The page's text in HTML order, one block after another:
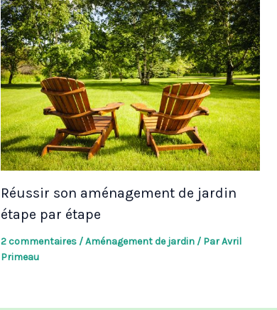
Réussir son aménagement de jardin
étape par étape
2 commentaires /Aménagement de jardin/ ParAvril
Primeau